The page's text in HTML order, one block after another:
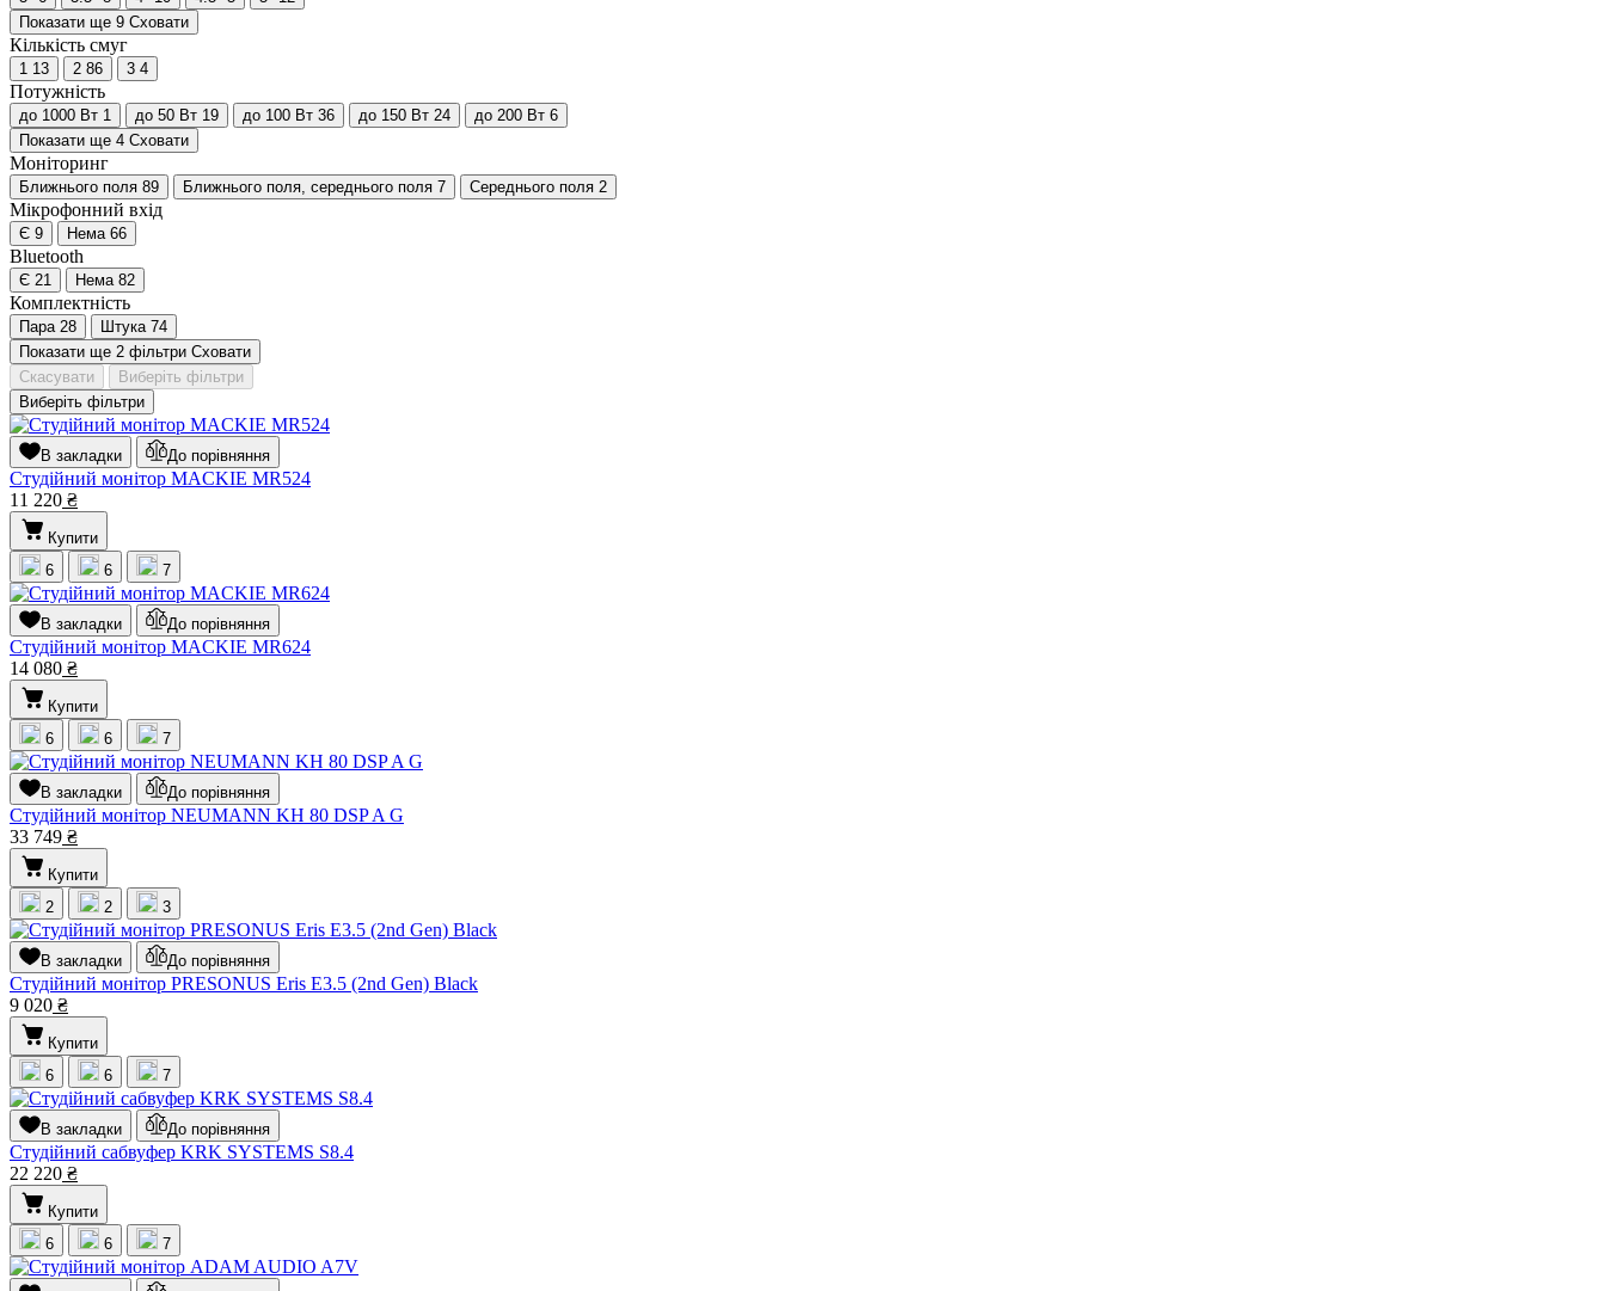
Показати ще 9 Сховати
Кількість смуг
1 13 2 86 3 4
Потужність
до 1000 Вт 1 до 50 Вт 19 до 100 Вт 36 до 150 Вт 24 до 200 Вт 6
Показати ще 4 Сховати
Моніторинг
Ближнього поля 89 Ближнього поля, середнього поля 7 Середнього поля 2
Мікрофонний вхід
Є 9 Нема 66
Bluetooth
Є 21 Нема 82
Комплектність
Пара 28 Штука 74
Показати ще 2 фільтри Сховати
Скасувати
Виберіть фільтри
Виберіть фільтри
В закладки До порівняння
Студійний монітор MACKIE MR524
11 220 ₴
Купити
6
6 7
В закладки До порівняння
Студійний монітор MACKIE MR624
14 080 ₴
Купити
6
6 7
В закладки До порівняння
Студійний монітор NEUMANN KH 80 DSP A G
33 749 ₴
Купити
2
2 3
В закладки До порівняння
Студійний монітор PRESONUS Eris E3.5 (2nd Gen) Black
9 020 ₴
Купити
6
6 7
В закладки До порівняння
Студійний сабвуфер KRK SYSTEMS S8.4
22 220 ₴
Купити
6
6 7